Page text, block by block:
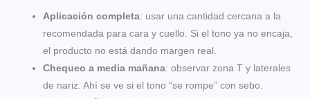
Aplicación completa: usar una cantidad cercana a la
recomendada para cara y cuello. Si el tono ya no encaja,
el producto no está dando margen real.
Chequeo a media mañana: observar zona T y laterales
de nariz. Ahí se ve si el tono “se rompe” con sebo.